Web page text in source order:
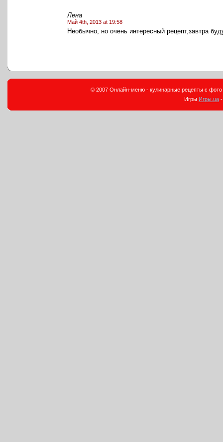
Лена
Май 4th, 2013 at 19:58
Необычно, но очень интересный рецепт,завтра
© 2007 Онлайн-меню - кулинарные рецепты с фото
Игры Игры.ua